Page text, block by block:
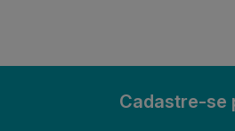
Cadastre-se